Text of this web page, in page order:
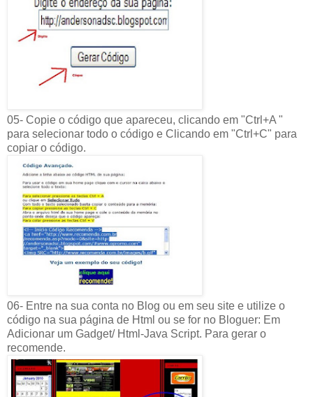
05- Copie o código que apareceu, clicando em "Ctrl+A "
para selecionar todo o código e Clicando em "Ctrl+C" para
copiar o código.
06- Entre na sua conta no Blog ou em seu site e utilize o
código na sua página de Html ou se for no Bloguer: Em
Adicionar um Gadget/ Html-Java Script. Para gerar o
recomende.